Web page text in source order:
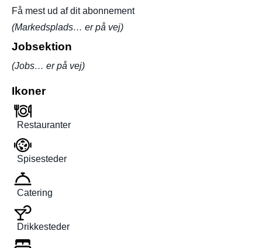
Få mest ud af dit abonnement
(Markedsplads… er på vej)
Jobsektion
(Jobs… er på vej)
Ikoner
Restauranter
Spisesteder
Catering
Drikkesteder